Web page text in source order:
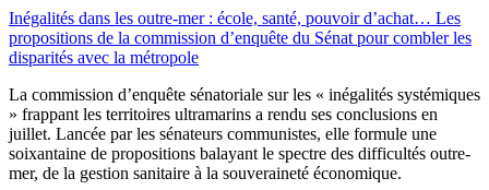
Inégalités dans les outre-mer : école, santé, pouvoir d’achat… Les
propositions de la commission d’enquête du Sénat pour combler les
disparités avec la métropole
La commission d’enquête sénatoriale sur les « inégalités systémiques
» frappant les territoires ultramarins a rendu ses conclusions en
juillet. Lancée par les sénateurs communistes, elle formule une
soixantaine de propositions balayant le spectre des difficultés outre-
mer, de la gestion sanitaire à la souveraineté économique.